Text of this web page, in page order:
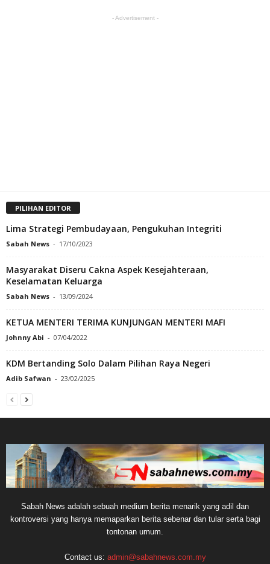
- Advertisement -
PILIHAN EDITOR
Lima Strategi Pembudayaan, Pengukuhan Integriti
Sabah News - 17/10/2023
Masyarakat Diseru Cakna Aspek Kesejahteraan,
Keselamatan Keluarga
Sabah News - 13/09/2024
KETUA MENTERI TERIMA KUNJUNGAN MENTERI MAFI
Johnny Abi - 07/04/2022
KDM Bertanding Solo Dalam Pilihan Raya Negeri
Adib Safwan - 23/02/2025
Sabah News adalah sebuah medium berita menarik yang adil dan
kontroversi yang hanya memaparkan berita sebenar dan tular serta bagi
tontonan umum.
Contact us: admin@sabahnews.com.my